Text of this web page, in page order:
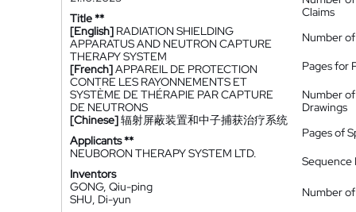
Title **
[English] RADIATION SHIELDING
APPARATUS AND NEUTRON CAPTURE
THERAPY SYSTEM
[French]APPAREIL DE PROTECTION
CONTRE LES RAYONNEMENTS ET
SYSTÈME DE THÉRAPIE PAR CAPTURE
DE NEUTRONS
[Chinese]辐射屏蔽装置和中子捕获治疗系统
Applicants **
NEUBORON THERAPY SYSTEM LTD.
Inventors
GONG, Qiu-ping
SHU, Di-yun
Claims
Number
Pages for
Number
Drawings
Pages of
Sequence
Number